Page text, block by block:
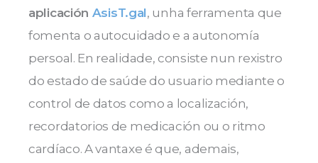
aplicación AsisT.gal, unha ferramenta que
fomenta o autocuidado e a autonomía
persoal. En realidade, consiste nun rexistro
do estado de saúde do usuario mediante o
control de datos como a localización,
recordatorios de medicación ou o ritmo
cardíaco. A vantaxe é que, ademais,